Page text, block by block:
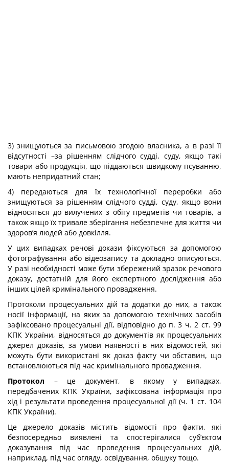
3) знищуються за письмовою згодою власника, а в разі її
відсутності –за рішенням слідчого судді, суду, якщо такі
товари або продукція, що піддаються швидкому псуванню,
мають непридатний стан;
4) передаються для їх технологічної переробки або
знищуються за рішенням слідчого судді, суду, якщо вони
відносяться до вилучених з обігу предметів чи товарів, а
також якщо їх тривале зберігання небезпечне для життя чи
здоров’я людей або довкілля.
У цих випадках речові докази фіксуються за допомогою
фотографування або відеозапису та докладно описуються.
У разі необхідності може бути збережений зразок речового
доказу, достатній для його експертного дослідження або
інших цілей кримінального провадження.
Протоколи процесуальних дій та додатки до них, а також
носії інформації, на яких за допомогою технічних засобів
зафіксовано процесуальні дії, відповідно до п. 3 ч. 2 ст. 99
КПК України, відносяться до документів як процесуальних
джерел доказів, за умови наявності в них відомостей, які
можуть бути використані як доказ факту чи обставин, що
встановлюються під час кримінального провадження.
Протокол – це документ, в якому у випадках,
передбачених КПК України, зафіксована інформація про
хід і результати проведення процесуальної дії (ч. 1 ст. 104
КПК України).
Це джерело доказів містить відомості про факти, які
безпосередньо виявлені та спостерігалися суб’єктом
доказування під час проведення процесуальних дій,
наприклад, під час огляду, освідування, обшуку тощо.